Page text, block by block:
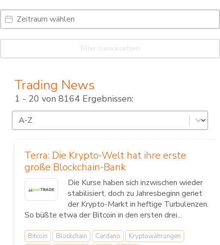
Date Range
Date
Filter zurücksetzen
Trading News
1 - 20 von 8164 Ergebnissen:
Sortierung
Sort content
Terra: Die Krypto-Welt hat ihre erste
große Blockchain-Bank
Die Kurse haben sich inzwischen wieder
stabilisiert, doch zu Jahresbeginn geriet
der Krypto-Markt in heftige Turbulenzen.
So büßte etwa der Bitcoin in den ersten drei...
Bitcoin Blockchain Cardano
Kryptowährungen